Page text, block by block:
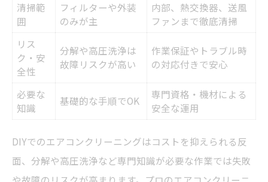
清掃範
囲
フィルターや外装
のみが主
内部、熱交換器、送風
ファンまで徹底清掃
リス
ク・安
全性
分解や高圧洗浄は
故障リスクが高い
作業保証やトラブル時
の対応付きで安心
必要な
知識
基礎的な手順でOK
専門資格・機材による
安全な運用
DIYでのエアコンクリーニングはコストを抑えられる反
面、分解や高圧洗浄など専門知識が必要な作業では失敗